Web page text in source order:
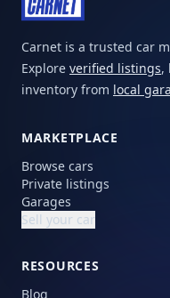
Carnet is a trusted car
Explore verified listings,
inventory from local
MARKETPLACE
Browse cars
Private listings
Garages
Sell your car
RESOURCES
Blog